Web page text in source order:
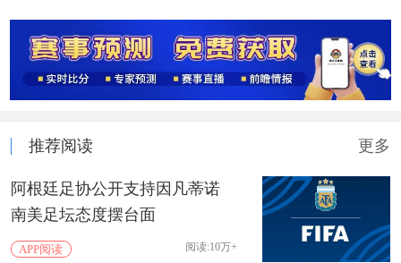
推荐阅读 更多
阿根廷足协公开支持因凡蒂诺
南美足坛态度摆台面
APP阅读 阅读:10万+